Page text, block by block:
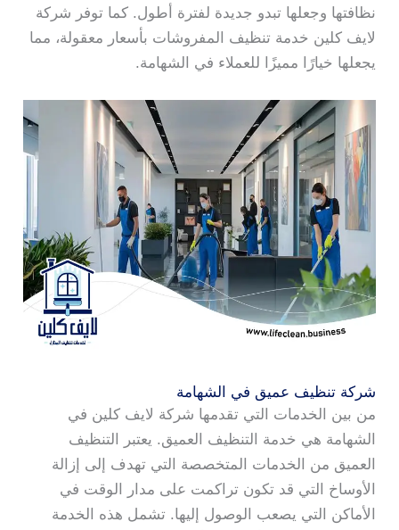
نظافتها وجعلها تبدو جديدة لفترة أطول. كما توفر شركة
لايف كلين خدمة تنظيف المفروشات بأسعار معقولة، مما
يجعلها خيارًا مميزًا للعملاء في الشهامة.
شركة تنظيف عميق في الشهامة
من بين الخدمات التي تقدمها شركة لايف كلين في
الشهامة هي خدمة التنظيف العميق. يعتبر التنظيف
العميق من الخدمات المتخصصة التي تهدف إلى إزالة
الأوساخ التي قد تكون تراكمت على مدار الوقت في
الأماكن التي يصعب الوصول إليها. تشمل هذه الخدمة